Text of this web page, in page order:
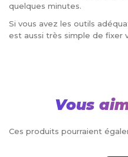
quelques minutes.
Si vous avez les outils
est aussi très simple de fixer
Vous
Ces produits pourraient